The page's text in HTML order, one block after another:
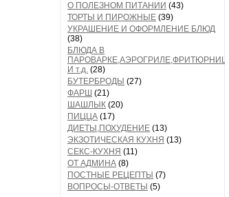
О ПОЛЕЗНОМ ПИТАНИИ (43)
ТОРТЫ И ПИРОЖНЫЕ (39)
УКРАШЕНИЕ И ОФОРМЛЕНИЕ БЛЮД
(38)
БЛЮДА В
ПАРОВАРКЕ,АЭРОГРИЛЕ,ФРИТЮРНИЦЕ
И т.д. (28)
БУТЕРБРОДЫ (27)
ФАРШ (21)
ШАШЛЫК (20)
ПИЦЦА (17)
ДИЕТЫ,ПОХУДЕНИЕ (13)
ЭКЗОТИЧЕСКАЯ КУХНЯ (13)
СЕКС-КУХНЯ (11)
ОТ АДМИНА (8)
ПОСТНЫЕ РЕЦЕПТЫ (7)
ВОПРОСЫ-ОТВЕТЫ (5)